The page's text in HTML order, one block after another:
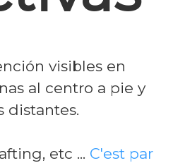
visibles en
al centro a pie y
distantes.
etc ... C'est par